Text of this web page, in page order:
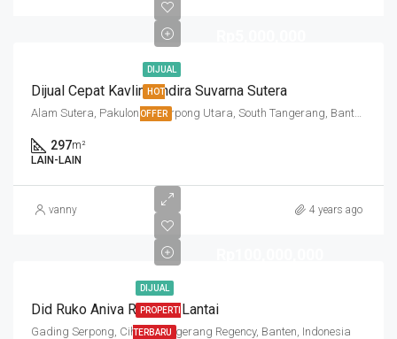
DIJUAL
HOT
OFFER
Dijual Cepat Kavling Indira Suvarna Sutera
297m²
LAIN-LAIN
vanny 4 years ago
DIJUAL
PROPERTI
TERBARU
Did Ruko Aniva Ready 2 Lantai
Gading Serpong, Cihuni, Tangerang Regency, Banten, Indonesia